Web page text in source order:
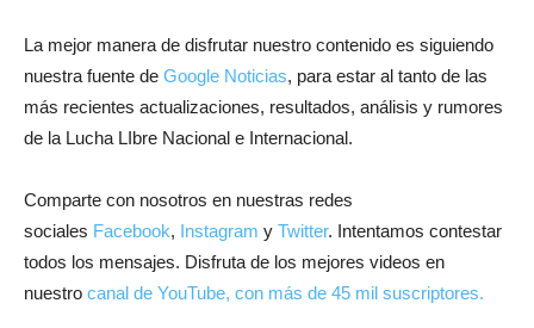
La mejor manera de disfrutar nuestro contenido es siguiendo
nuestra fuente de Google Noticias, para estar al tanto de las
más recientes actualizaciones, resultados, análisis y rumores
de la Lucha LIbre Nacional e Internacional.
Comparte con nosotros en nuestras redes
sociales Facebook, Instagram y Twitter. Intentamos contestar
todos los mensajes. Disfruta de los mejores videos en
nuestro canal de YouTube, con más de 45 mil suscriptores.